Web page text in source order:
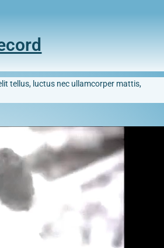
tellus, luctus nec ullamcorper mattis,